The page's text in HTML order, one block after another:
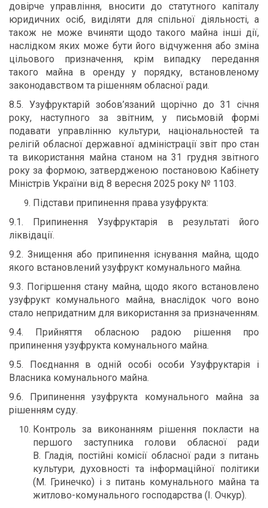
довірче управління, вносити до статутного капіталу
юридичних осіб, виділяти для спільної діяльності, а
також не може вчиняти щодо такого майна інші дії,
наслідком яких може бути його відчуження або зміна
цільового призначення, крім випадку передання
такого майна в оренду у порядку, встановленому
законодавством та рішенням обласної ради.
8.5. Узуфруктарій зобов’язаний щорічно до 31 січня
року, наступного за звітним, у письмовій формі
подавати управлінню культури, національностей та
релігій обласної державної адміністрації звіт про стан
та використання майна станом на 31 грудня звітного
року за формою, затвердженою постановою Кабінету
Міністрів України від 8 вересня 2025 року № 1103.
Підстави припинення права узуфрукта:
9.1. Припинення Узуфруктарія в результаті його
ліквідації.
9.2. Знищення або припинення існування майна, щодо
якого встановлений узуфрукт комунального майна.
9.3. Погіршення стану майна, щодо якого встановлено
узуфрукт комунального майна, внаслідок чого воно
стало непридатним для використання за призначенням.
9.4. Прийняття обласною радою рішення про
припинення узуфрукта комунального майна.
9.5. Поєднання в одній особі особи Узуфруктарія і
Власника комунального майна.
9.6. Припинення узуфрукта комунального майна за
рішенням суду.
Контроль за виконанням рішення покласти на
першого заступника голови обласної ради
В. Гладія, постійні комісії обласної ради з питань
культури, духовності та інформаційної політики
(М. Гринечко) і з питань комунального майна та
житлово-комунального господарства (І. Очкур).